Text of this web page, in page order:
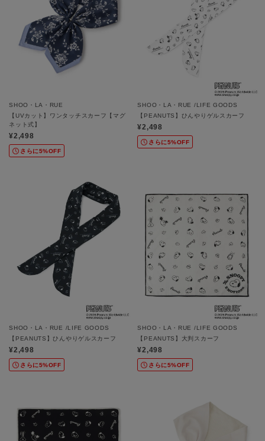
SHOO・LA・RUE
【UVカット】ワンタッチスカーフ【マグ
ネット式】
¥2,498
さらに5%OFF
SHOO・LA・RUE /LIFE GOODS
【PEANUTS】ひんやりゲルスカーフ
¥2,498
さらに5%OFF
SHOO・LA・RUE /LIFE GOODS
【PEANUTS】ひんやりゲルスカーフ
¥2,498
さらに5%OFF
SHOO・LA・RUE /LIFE GOODS
【PEANUTS】大判スカーフ
¥2,498
さらに5%OFF